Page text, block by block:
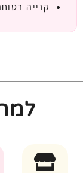
קנייה